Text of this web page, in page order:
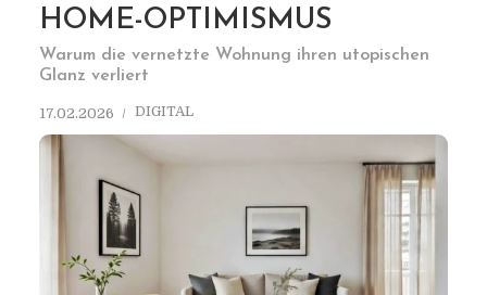
HOME-OPTIMISMUS
Warum die vernetzte Wohnung ihren utopischen
Glanz verliert
17.02.2026 DIGITAL